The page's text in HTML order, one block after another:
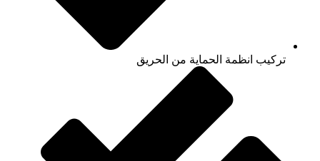
تركيب انظمة الحماية من الحريق